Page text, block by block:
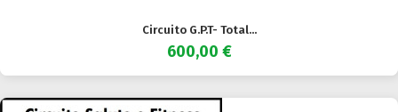
Circuito G.P.T- Total...
600,00 €